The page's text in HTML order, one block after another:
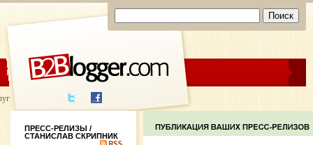
ЦЕНЫ ПОМОЩЬ
написания
ПРЕСС-РЕЛИЗЫ /
СТАНИСЛАВ СКРИПНИК